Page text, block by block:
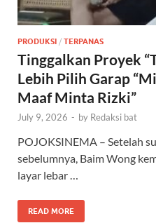
PRODUKSI / TERPANAS
Tinggalkan Proyek
Lebih Pilih Garap
Maaf Minta Rizki”
July 9, 2026 - by Redaksi bat
POJOKSINEMA – Setelah
sebelumnya, Baim Wong
layar lebar …
READ MORE